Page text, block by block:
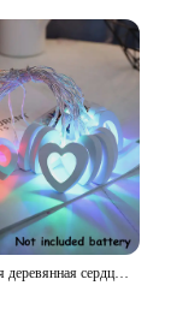
Романтическая деревянная сердцевина 1.5M 10 светодиодные лампы День Святого Валентина лампы аккумуляторные работы вечеринки свадебные украшения сказочные огни